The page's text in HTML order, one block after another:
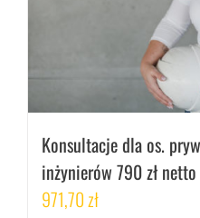
Konsultacje dla os.
inżynierów 790 zł
971,70zł